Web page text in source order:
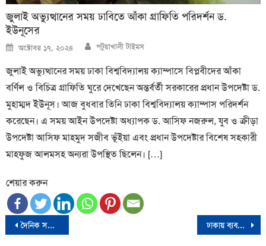
জুলাই অভ্যুত্থানের সময় ঢাবিতে আঁকা গ্রাফিতি পরিদর্শন ড.
ইউনূসের
Posted
on
অক্টোবর ১৭, ২০২৪ Author
পটুয়াখালী টাইমস
জুলাই অভ্যুত্থানের সময় ঢাকা বিশ্ববিদ্যালয় ক্যাম্পাসে বিপ্লবীদের আঁকা
বর্ণিল ও বিচিত্র গ্রাফিতি ঘুরে দেখেছেন অন্তর্বর্তী সরকারের প্রধান উপদেষ্টা ড.
মুহাম্মদ ইউনূস। আজ বুধবার তিনি ঢাকা বিশ্ববিদ্যালয় ক্যাম্পাস পরিদর্শন
করেছেন। এ সময় আইন উপদেষ্টা অধ্যাপক ড. আসিফ নজরুল, যুব ও ক্রীড়া
উপদেষ্টা আসিফ মাহমুদ সজীব ভূঁইয়া এবং প্রধান উপদেষ্টার বিশেষ সহকারী
মাহফুজ আলমসহ অন্যরা উপস্থিত ছিলেন। […]
শেয়ার করুন
Post
দৈনিক সত্য সংবাদ পত্রিকায় কলাপাড়া প্রতিনিধি হিসেবে নিয়োগ পেয়েছে সিকদার মোহাম্মদ শাকুর ঢাকায় ব্যবসায়ীকে পিটিয়ে হত্যার প্রতিবাদে কলাপাড়ায় মশাল মিছিল